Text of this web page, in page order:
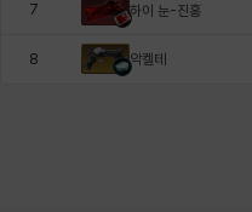
7 하이 눈-진홍
8 악켈테